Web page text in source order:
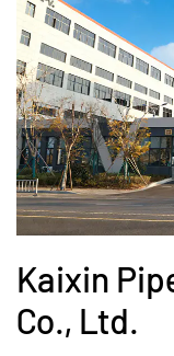
Kaixin
Co., Ltd.